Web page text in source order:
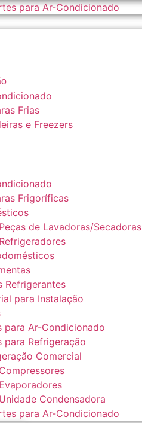
para Ar-Condicionado
Frias
e Freezers
Frigoríficas
Peças de Lavadoras/Secadoras
Refrigeradores
Refrigerantes
para Instalação
para Ar-Condicionado
para Refrigeração
Comercial
Compressores
Evaporadores
Unidade Condensadora
para Ar-Condicionado